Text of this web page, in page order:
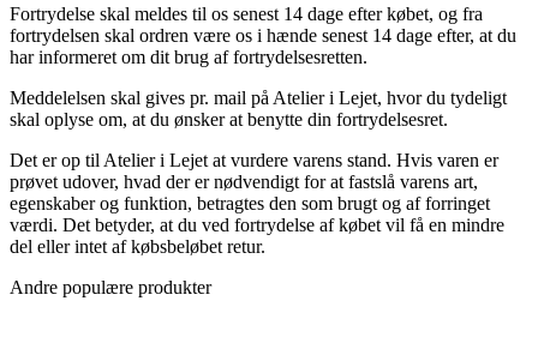
Fortrydelse skal meldes til os senest 14 dage efter købet, og fra
fortrydelsen skal ordren være os i hænde senest 14 dage efter, at du
har informeret om dit brug af fortrydelsesretten.
Meddelelsen skal gives pr. mail på Atelier i Lejet, hvor du tydeligt
skal oplyse om, at du ønsker at benytte din fortrydelsesret.
Det er op til Atelier i Lejet at vurdere varens stand. Hvis varen er
prøvet udover, hvad der er nødvendigt for at fastslå varens art,
egenskaber og funktion, betragtes den som brugt og af forringet
værdi. Det betyder, at du ved fortrydelse af købet vil få en mindre
del eller intet af købsbeløbet retur.
Andre populære produkter